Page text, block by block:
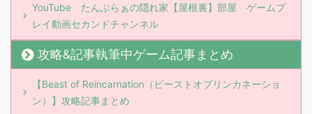
YouTube たんぶらぁの隠れ家【屋根裏】部屋 ゲームプ
レイ動画セカンドチャンネル
攻略&記事執筆中ゲーム記事まとめ
【Beast of Reincarnation（ビーストオブリンカネーショ
ン）】攻略記事まとめ